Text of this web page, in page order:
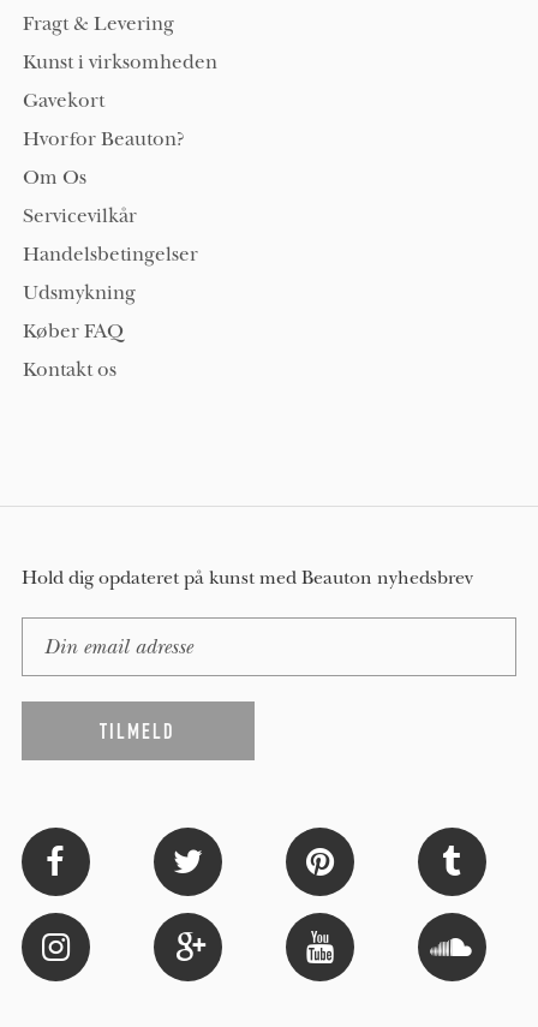
Fragt & Levering
Kunst i virksomheden
Gavekort
Hvorfor Beauton?
Om Os
Servicevilkår
Handelsbetingelser
Udsmykning
Køber FAQ
Kontakt os
Hold dig opdateret på kunst med Beauton nyhedsbrev